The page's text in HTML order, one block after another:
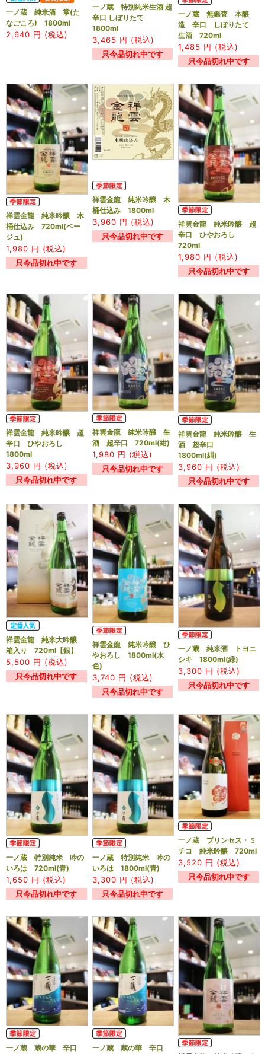
一ノ蔵 純米酒 掌(た
なごころ) 1800ml
2,640 円 (税込)
一ノ蔵 特別純米生酒 超
辛口 しぼりたて
1800ml
3,465 円 (税込)
只今品切れ中です
一ノ蔵 無鑑査 本醸
造 辛口 しぼりたて
生酒 720ml
1,485 円 (税込)
只今品切れ中です
祥雲金龍 純米吟醸 木
桶仕込み 720ml(ベー
ジュ)
1,980 円 (税込)
只今品切れ中です
祥雲金龍 純米吟醸 木
桶仕込み 1800ml
3,960 円 (税込)
只今品切れ中です
祥雲金龍 純米吟醸 超
辛口 ひやおろし
720ml
1,980 円 (税込)
只今品切れ中です
祥雲金龍 純米吟醸 超
辛口 ひやおろし
1800ml
3,960 円 (税込)
只今品切れ中です
祥雲金龍 純米吟醸 生
酒 超辛口 720ml(紺)
1,980 円 (税込)
只今品切れ中です
祥雲金龍 純米吟醸 生
酒 超辛口
1800ml(紺)
3,960 円 (税込)
只今品切れ中です
祥雲金龍 純米大吟醸
箱入り 720ml【銀】
5,500 円 (税込)
只今品切れ中です
祥雲金龍 純米吟醸 ひ
やおろし 1800ml(水
色)
3,740 円 (税込)
只今品切れ中です
一ノ蔵 純米酒 トヨニ
シキ 1800ml(緑)
3,300 円 (税込)
只今品切れ中です
一ノ蔵 特別純米 吟の
いろは 720ml(青)
1,650 円 (税込)
只今品切れ中です
一ノ蔵 特別純米 吟の
いろは 1800ml(青)
3,300 円 (税込)
只今品切れ中です
一ノ蔵 プリンセス・ミ
チコ 純米吟醸 720ml
3,520 円 (税込)
只今品切れ中です
一ノ蔵 蔵の華 辛口
一ノ蔵 蔵の華 辛口